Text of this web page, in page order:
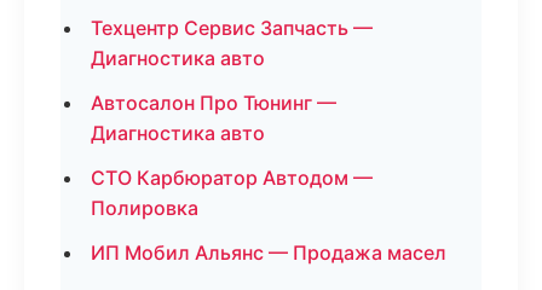
Техцентр Сервис Запчасть —
Диагностика авто
Автосалон Про Тюнинг —
Диагностика авто
СТО Карбюратор Автодом —
Полировка
ИП Мобил Альянс — Продажа масел